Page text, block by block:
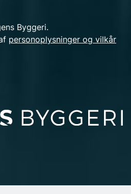
Byggeri.
personoplysninger og vilkår